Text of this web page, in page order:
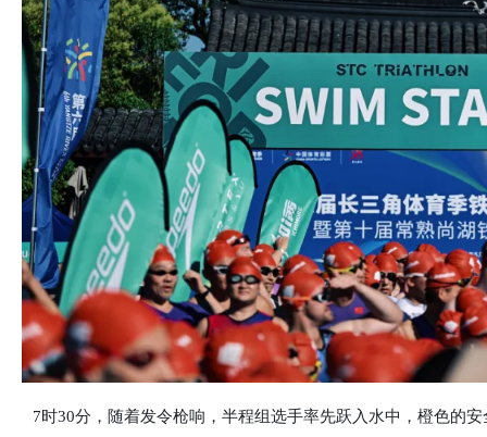
7时30分，随着发令枪响，半程组选手率先跃入水中，橙色的安